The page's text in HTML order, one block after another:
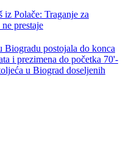
Polače: Traganje za
prestaje
Biogradu postojala do konca
i prezimena do početka 70'-
u Biograd doseljenih